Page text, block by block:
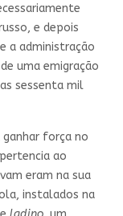
e depois
a administração
uma emigração
sessenta mil
ganhar força no
ao
eram na sua
instalados na